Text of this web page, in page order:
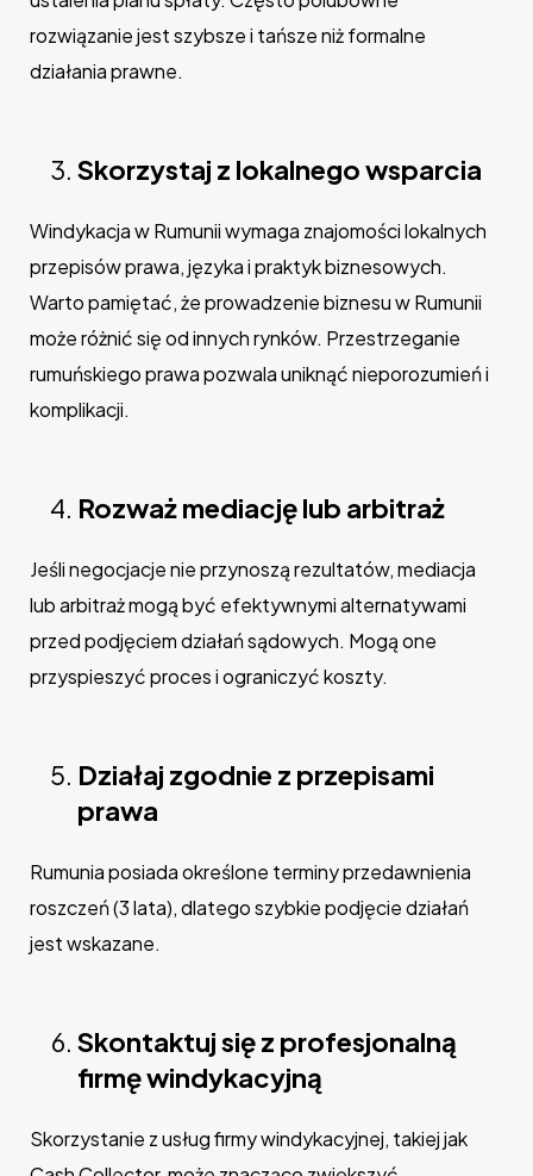
rozwiązanie jest szybsze i tańsze niż formalne
działania prawne.
Skorzystaj z lokalnego wsparcia
Windykacja w Rumunii wymaga znajomości lokalnych
przepisów prawa, języka i praktyk biznesowych.
Warto pamiętać, że prowadzenie biznesu w Rumunii
może różnić się od innych rynków. Przestrzeganie
rumuńskiego prawa pozwala uniknąć nieporozumień i
komplikacji.
Rozważ mediację lub arbitraż
Jeśli negocjacje nie przynoszą rezultatów, mediacja
lub arbitraż mogą być efektywnymi alternatywami
przed podjęciem działań sądowych. Mogą one
przyspieszyć proces i ograniczyć koszty.
Działaj zgodnie z przepisami
prawa
Rumunia posiada określone terminy przedawnienia
roszczeń (3 lata), dlatego szybkie podjęcie działań
jest wskazane.
Skontaktuj się z profesjonalną
firmę windykacyjną
Skorzystanie z usług firmy windykacyjnej, takiej jak